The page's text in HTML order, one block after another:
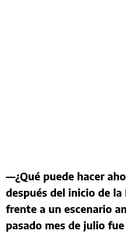
—¿Qué puede hacer
después del inicio de
frente a un escenario
pasado mes de julio